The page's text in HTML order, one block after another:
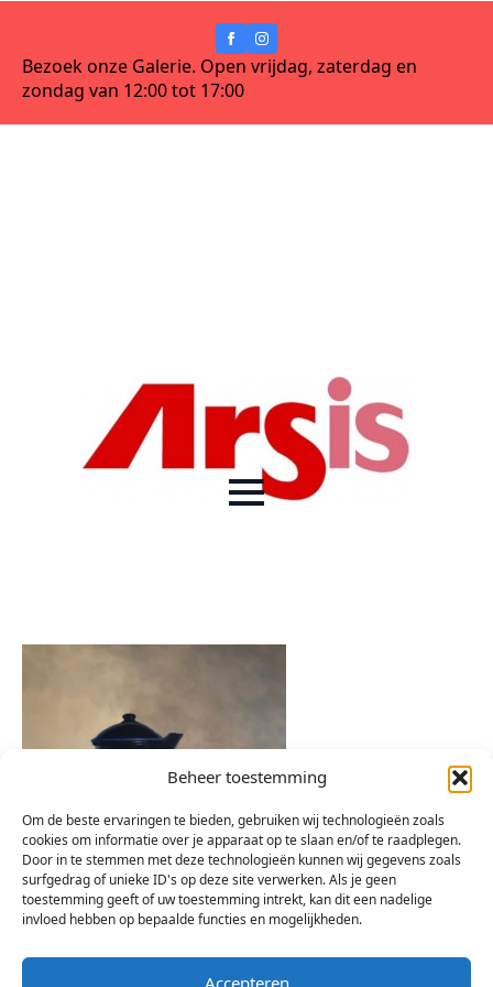
Beheer toestemming
Om de beste ervaringen te bieden, gebruiken wij technologieën zoals
cookies om informatie over je apparaat op te slaan en/of te raadplegen.
Door in te stemmen met deze technologieën kunnen wij gegevens zoals
surfgedrag of unieke ID's op deze site verwerken. Als je geen
toestemming geeft of uw toestemming intrekt, kan dit een nadelige
invloed hebben op bepaalde functies en mogelijkheden.
Accepteren
Bezoek onze Galerie. Open vrijdag, zaterdag en
zondag van 12:00 tot 17:00